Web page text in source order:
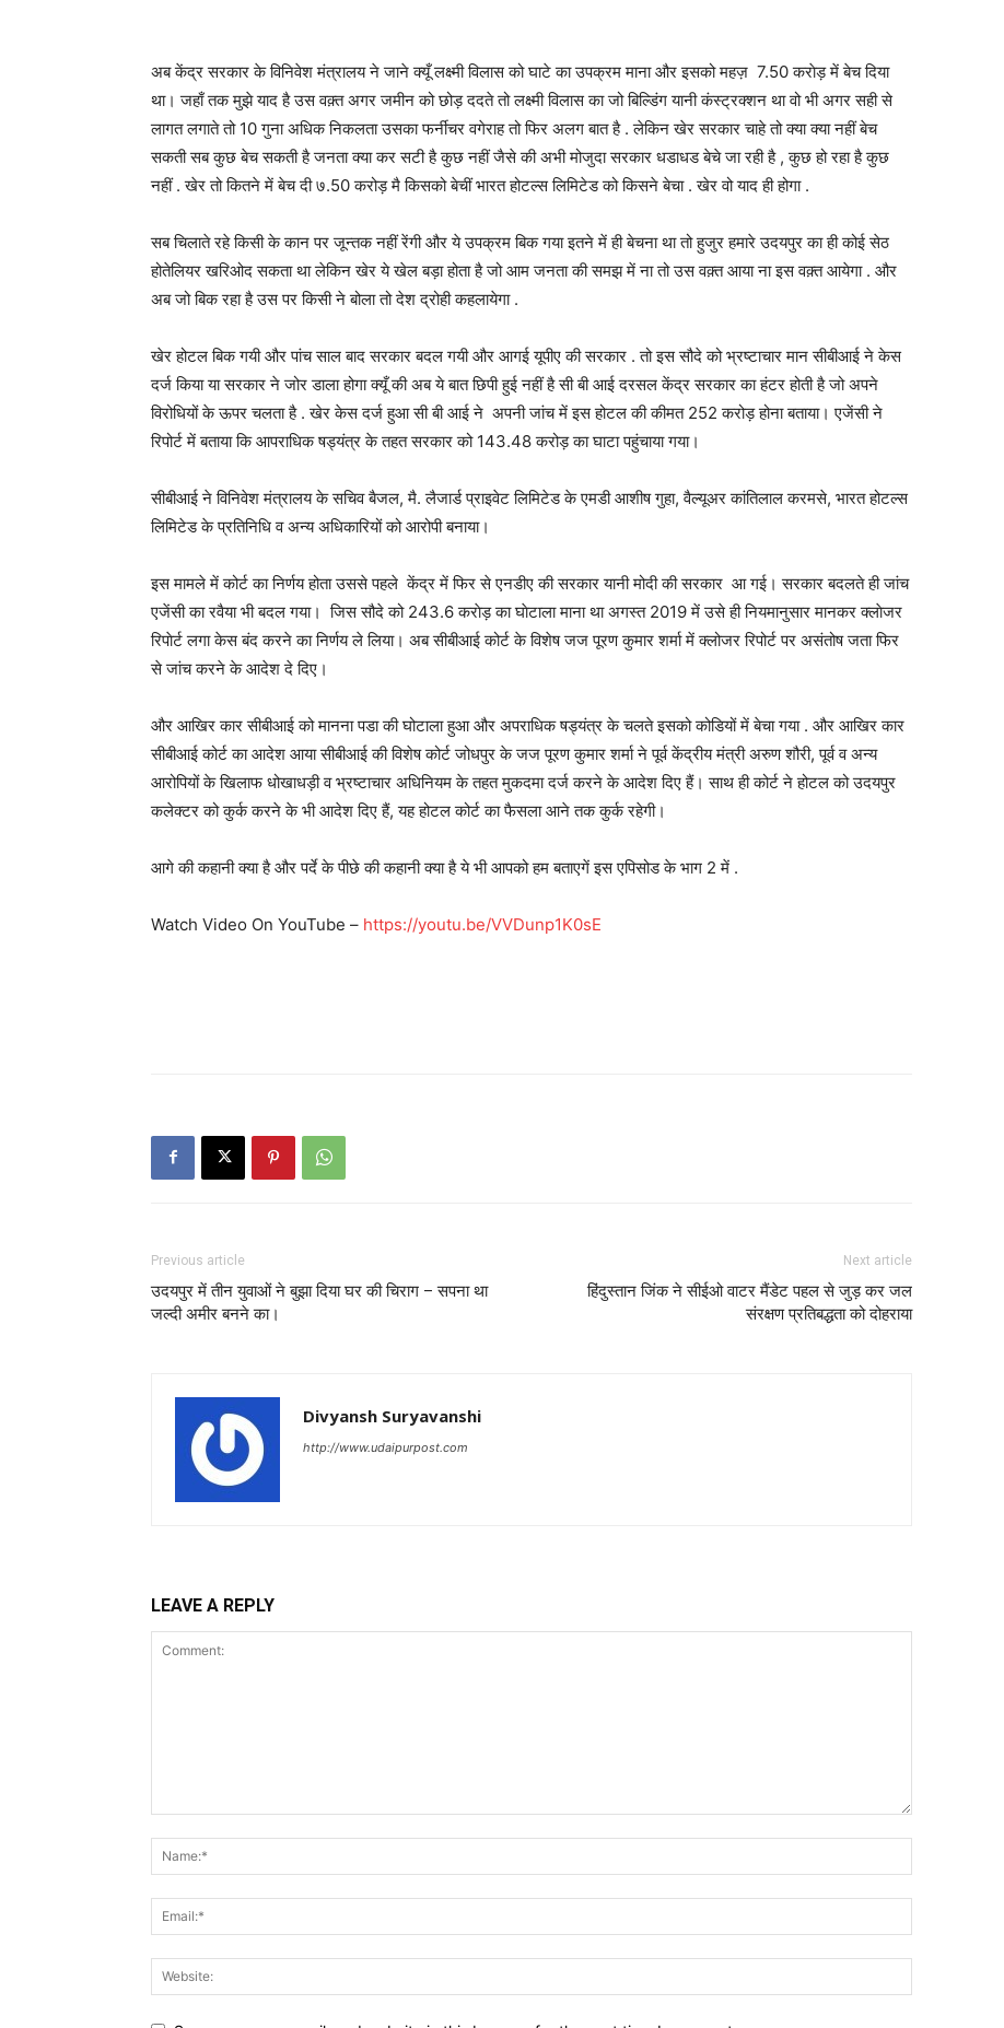
अब केंद्र सरकार के विनिवेश मंत्रालय ने जाने क्यूँ लक्ष्मी विलास को घाटे का उपक्रम माना और इसको महज़ 7.50 कराेड़ में बेच दिया
था। जहाँ तक मुझे याद है उस वक़्त अगर जमीन को छोड़ ददते तो लक्ष्मी विलास का जो बिल्डिंग यानी कंस्ट्रक्शन था वो भी अगर सही से
लागत लगाते तो 10 गुना अधिक निकलता उसका फर्नीचर वगेराह तो फिर अलग बात है . लेकिन खेर सरकार चाहे तो क्या क्या नहीं बेच
सकती सब कुछ बेच सकती है जनता क्या कर सटी है कुछ नहीं जैसे की अभी मोजुदा सरकार धडाधड बेचे जा रही है , कुछ हो रहा है कुछ
नहीं . खेर तो कितने में बेच दी ७.50 करोड़ मै किसको बेचीं भारत होटल्स लिमिटेड को किसने बेचा . खेर वो याद ही होगा .
सब चिलाते रहे किसी के कान पर जून्तक नहीं रेंगी और ये उपक्रम बिक गया इतने में ही बेचना था तो हुजुर हमारे उदयपुर का ही कोई सेठ
होतेलियर खरिओद सकता था लेकिन खेर ये खेल बड़ा होता है जो आम जनता की समझ में ना तो उस वक़्त आया ना इस वक़्त आयेगा . और
अब जो बिक रहा है उस पर किसी ने बोला तो देश द्रोही कहलायेगा .
खेर होटल बिक गयी और पांच साल बाद सरकार बदल गयी और आगई यूपीए की सरकार . तो इस सौदे को भ्रष्टाचार मान सीबीआई ने केस
दर्ज किया या सरकार ने जोर डाला होगा क्यूँ की अब ये बात छिपी हुई नहीं है सी बी आई दरसल केंद्र सरकार का हंटर होती है जो अपने
विरोधियों के ऊपर चलता है . खेर केस दर्ज हुआ सी बी आई ने अपनी जांच में इस होटल की कीमत 252 करोड़ होना बताया। एजेंसी ने
रिपोर्ट में बताया कि आपराधिक षड्यंत्र के तहत सरकार को 143.48 करोड़ का घाटा पहुंचाया गया।
सीबीआई ने विनिवेश मंत्रालय के सचिव बैजल, मै. लैजार्ड प्राइवेट लिमिटेड के एमडी आशीष गुहा, वैल्यूअर कांतिलाल करमसे, भारत होटल्स
लिमिटेड के प्रतिनिधि व अन्य अधिकारियों को आरोपी बनाया।
इस मामले में कोर्ट का निर्णय होता उससे पहले केंद्र में फिर से एनडीए की सरकार यानी मोदी की सरकार आ गई। सरकार बदलते ही जांच
एजेंसी का रवैया भी बदल गया। जिस सौदे को 243.6 कराेड़ का घाेटाला माना था अगस्त 2019 में उसे ही नियमानुसार मानकर क्लाेजर
रिपाेर्ट लगा केस बंद करने का निर्णय ले लिया। अब सीबीआई कोर्ट के विशेष जज पूरण कुमार शर्मा में क्लोजर रिपोर्ट पर असंतोष जता फिर
से जांच करने के आदेश दे दिए।
और आखिर कार सीबीआई को मानना पडा की घोटाला हुआ और अपराधिक षड्यंत्र के चलते इसको कोडियों में बेचा गया . और आखिर कार
सीबीआई कोर्ट का आदेश आया सीबीआई की विशेष कोर्ट जोधपुर के जज पूरण कुमार शर्मा ने पूर्व केंद्रीय मंत्री अरुण शौरी, पूर्व व अन्य
आरोपियों के खिलाफ धोखाधड़ी व भ्रष्टाचार अधिनियम के तहत मुकदमा दर्ज करने के आदेश दिए हैं। साथ ही कोर्ट ने होटल को उदयपुर
कलेक्टर को कुर्क करने के भी आदेश दिए हैं, यह होटल कोर्ट का फैसला आने तक कुर्क रहेगी।
आगे की कहानी क्या है और पर्दे के पीछे की कहानी क्या है ये भी आपको हम बताएगें इस एपिसोड के भाग 2 में .
Watch Video On YouTube – https://youtu.be/VVDunp1K0sE
Previous article
उदयपुर में तीन युवाओं ने बुझा दिया घर की चिराग – सपना था
जल्दी अमीर बनने का।
Next article
हिंदुस्तान जिंक ने सीईओ वाटर मैंडेट पहल से जुड़ कर जल
संरक्षण प्रतिबद्धता को दोहराया
Divyansh Suryavanshi
http://www.udaipurpost.com
LEAVE A REPLY